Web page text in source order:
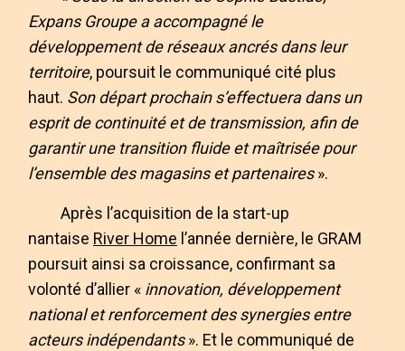
Expans Groupe a accompagné le
développement de réseaux ancrés dans leur
territoire, poursuit le communiqué cité plus
haut. Son départ prochain s’effectuera dans un
esprit de continuité et de transmission, afin de
garantir une transition fluide et maîtrisée pour
l’ensemble des magasins et partenaires».
Après l’acquisition de la start-up
nantaise River Home l’année dernière, le GRAM
poursuit ainsi sa croissance, confirmant sa
volonté d’allier « innovation, développement
national et renforcement des synergies entre
acteurs indépendants». Et le communiqué de